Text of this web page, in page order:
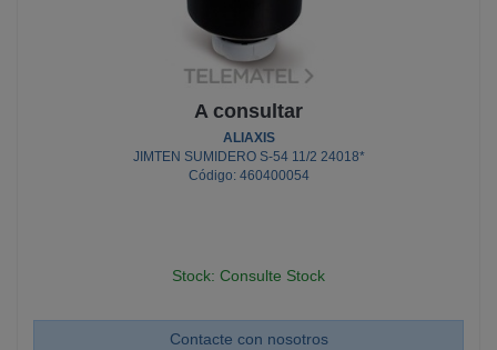
A consultar
ALIAXIS
JIMTEN SUMIDERO S-54 11/2 24018*
Código: 460400054
Stock: Consulte Stock
Contacte con nosotros